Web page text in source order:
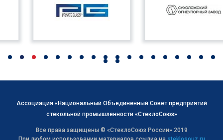
Ассоциация «Национальный Объединенный Совет предприятий
стекольной промышленности «СтеклоСоюз»
Все права защищены © «СтеклоСоюз Роcсии» 2019